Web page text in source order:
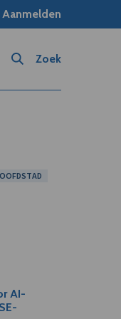
Aanmelden
Zoek
AI-